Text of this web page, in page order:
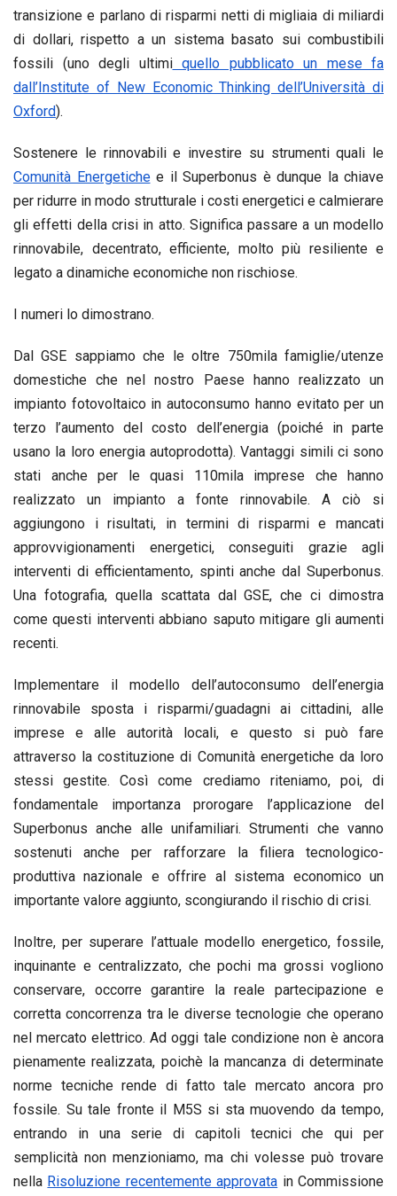
transizione e parlano di risparmi netti di migliaia di miliardi
di dollari, rispetto a un sistema basato sui combustibili
fossili (uno degli ultimiquello pubblicato un mese fa
dall’Institute of New Economic Thinking dell’Università di
Oxford).
Sostenere le rinnovabili e investire su strumenti quali le
Comunità Energetichee il Superbonus è dunque la chiave
per ridurre in modo strutturale i costi energetici e calmierare
gli effetti della crisi in atto. Significa passare a un modello
rinnovabile, decentrato, efficiente, molto più resiliente e
legato a dinamiche economiche non rischiose.
I numeri lo dimostrano.
Dal GSE sappiamo che le oltre 750mila famiglie/utenze
domestiche che nel nostro Paese hanno realizzato un
impianto fotovoltaico in autoconsumo hanno evitato per un
terzo l’aumento del costo dell’energia (poiché in parte
usano la loro energia autoprodotta). Vantaggi simili ci sono
stati anche per le quasi 110mila imprese che hanno
realizzato un impianto a fonte rinnovabile. A ciò si
aggiungono i risultati, in termini di risparmi e mancati
approvvigionamenti energetici, conseguiti grazie agli
interventi di efficientamento, spinti anche dal Superbonus.
Una fotografia, quella scattata dal GSE, che ci dimostra
come questi interventi abbiano saputo mitigare gli aumenti
recenti.
Implementare il modello dell’autoconsumo dell’energia
rinnovabile sposta i risparmi/guadagni ai cittadini, alle
imprese e alle autorità locali, e questo si può fare
attraverso la costituzione di Comunità energetiche da loro
stessi gestite. Così come crediamo riteniamo, poi, di
fondamentale importanza prorogare l’applicazione del
Superbonus anche alle unifamiliari. Strumenti che vanno
sostenuti anche per rafforzare la filiera tecnologico-
produttiva nazionale e offrire al sistema economico un
importante valore aggiunto, scongiurando il rischio di crisi.
Inoltre, per superare l’attuale modello energetico, fossile,
inquinante e centralizzato, che pochi ma grossi vogliono
conservare, occorre garantire la reale partecipazione e
corretta concorrenza tra le diverse tecnologie che operano
nel mercato elettrico. Ad oggi tale condizione non è ancora
pienamente realizzata, poichè la mancanza di determinate
norme tecniche rende di fatto tale mercato ancora pro
fossile. Su tale fronte il M5S si sta muovendo da tempo,
entrando in una serie di capitoli tecnici che qui per
semplicità non menzioniamo, ma chi volesse può trovare
nella Risoluzione recentemente approvata in Commissione